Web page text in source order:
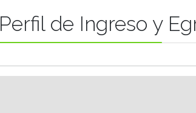
Perfil de Ingreso y